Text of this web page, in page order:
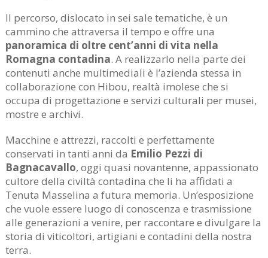
Il percorso, dislocato in sei sale tematiche, è un
cammino che attraversa il tempo e offre una
panoramica di oltre cent’anni di vita nella
Romagna contadina. A realizzarlo nella parte dei
contenuti anche multimediali è l’azienda stessa in
collaborazione con Hibou, realtà imolese che si
occupa di progettazione e servizi culturali per musei,
mostre e archivi.
Macchine e attrezzi, raccolti e perfettamente
conservati in tanti anni da Emilio Pezzi di
Bagnacavallo, oggi quasi novantenne, appassionato
cultore della civiltà contadina che li ha affidati a
Tenuta Masselina a futura memoria. Un’esposizione
che vuole essere luogo di conoscenza e trasmissione
alle generazioni a venire, per raccontare e divulgare la
storia di viticoltori, artigiani e contadini della nostra
terra.